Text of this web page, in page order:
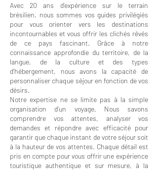
Avec 20 ans d’expérience sur le terrain
brésilien, nous sommes vos guides privilégiés
pour vous orienter vers les destinations
incontournables et vous offrir les clichés rêvés
de ce pays fascinant. Grâce à notre
connaissance approfondie du territoire, de la
langue, de la culture et des types
d’hébergement, nous avons la capacité de
personnaliser chaque séjour en fonction de vos
désirs.
Notre expertise ne se limite pas à la simple
organisation d’un voyage. Nous savons
comprendre vos attentes, analyser vos
demandes et répondre avec efficacité pour
garantir que chaque instant de votre séjour soit
à la hauteur de vos attentes. Chaque détail est
pris en compte pour vous offrir une expérience
touristique authentique et sur mesure, à la